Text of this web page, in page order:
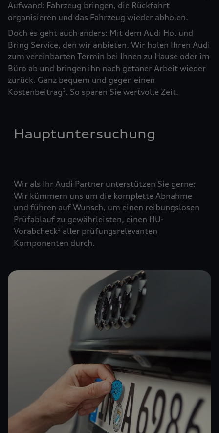
Aufwand: Fahrzeug bringen, die Rückfahrt
organisieren und das Fahrzeug wieder abholen.
Doch es geht auch anders: Mit dem Audi Hol und
Bring Service, den wir anbieten. Wir holen Ihren Audi
zum vereinbarten Termin bei Ihnen zu Hause oder im
Büro ab und bringen ihn nach getaner Arbeit wieder
zurück. Ganz bequem und gegen einen
Kostenbeitrag3. So sparen Sie wertvolle Zeit.
Hauptuntersuchung
Wir als Ihr Audi Partner unterstützen Sie gerne:
Wir kümmern uns um die komplette Abnahme
und führen auf Wunsch, um einen reibungslosen
Prüfablauf zu gewährleisten, einen HU-
Vorabcheck3 aller prüfungsrelevanten
Komponenten durch.